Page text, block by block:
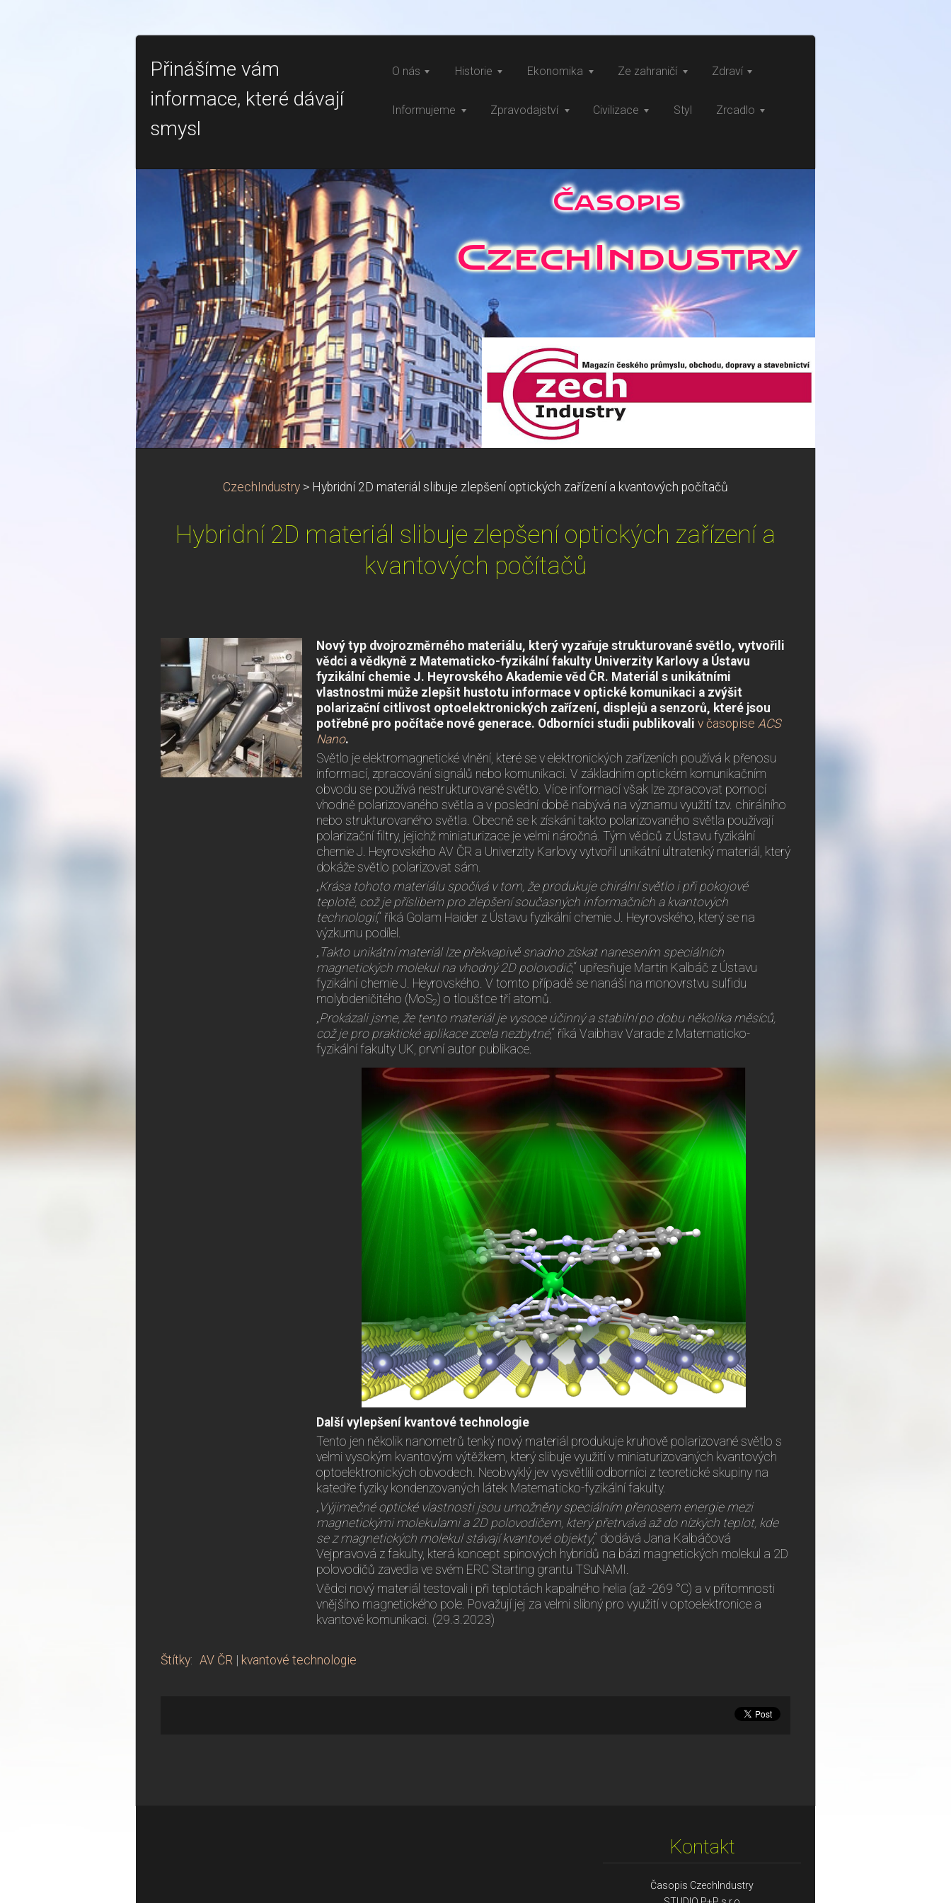
Přinášíme vám
informace, které dávají
smysl
O nás Historie Ekonomika Ze zahraničí Zdraví
Informujeme Zpravodajství Civilizace Styl Zrcadlo
CzechIndustry > Hybridní 2D materiál slibuje zlepšení optických zařízení a kvantových počítačů
Hybridní 2D materiál slibuje zlepšení optických zařízení a
kvantových počítačů
Nový typ dvojrozměrného materiálu, který vyzařuje strukturované světlo, vytvořili
vědci a vědkyně z Matematicko-fyzikální fakulty Univerzity Karlovy a Ústavu
fyzikální chemie J. Heyrovského Akademie věd ČR. Materiál s unikátními
vlastnostmi může zlepšit hustotu informace v optické komunikaci a zvýšit
polarizační citlivost optoelektronických zařízení, displejů a senzorů, které jsou
potřebné pro počítače nové generace. Odborníci studii publikovali v časopise ACS
Nano.
Světlo je elektromagnetické vlnění, které se v elektronických zařízeních používá k přenosu
informací, zpracování signálů nebo komunikaci. V základním optickém komunikačním
obvodu se používá nestrukturované světlo. Více informací však lze zpracovat pomocí
vhodně polarizovaného světla a v poslední době nabývá na významu využití tzv. chirálního
nebo strukturovaného světla. Obecně se k získání takto polarizovaného světla používají
polarizační filtry, jejichž miniaturizace je velmi náročná. Tým vědců z Ústavu fyzikální
chemie J. Heyrovského AV ČR a Univerzity Karlovy vytvořil unikátní ultratenký materiál, který
dokáže světlo polarizovat sám.
„Krása tohoto materiálu spočívá v tom, že produkuje chirální světlo i při pokojové
teplotě, což je příslibem pro zlepšení současných informačních a kvantových
technologií,“ říká Golam Haider z Ústavu fyzikální chemie J. Heyrovského, který se na
výzkumu podílel.
„ Takto unikátní materiál lze překvapivě snadno získat nanesením speciálních
magnetických molekul na vhodný 2D polovodič,“ upřesňuje Martin Kalbáč z Ústavu
fyzikální chemie J. Heyrovského. V tomto případě se nanáší na monovrstvu sulfidu
molybdeničitého (MoS2) o tloušťce tří atomů.
„Prokázali jsme, že tento materiál je vysoce účinný a stabilní po dobu několika měsíců,
což je pro praktické aplikace zcela nezbytné,“ říká Vaibhav Varade z Matematicko-
fyzikální fakulty UK, první autor publikace.
Další vylepšení kvantové technologie
Tento jen několik nanometrů tenký nový materiál produkuje kruhově polarizované světlo s
velmi vysokým kvantovým výtěžkem, který slibuje využití v miniaturizovaných kvantových
optoelektronických obvodech. Neobvyklý jev vysvětlili odborníci z teoretické skupiny na
katedře fyziky kondenzovaných látek Matematicko-fyzikální fakulty.
„ Výjimečné optické vlastnosti jsou umožněny speciálním přenosem energie mezi
magnetickými molekulami a 2D polovodičem, který přetrvává až do nízkých teplot, kde
se z magnetických molekul stávají kvantové objekty,“ dodává Jana Kalbáčová
Vejpravová z fakulty, která koncept spinových hybridů na bázi magnetických molekul a 2D
polovodičů zavedla ve svém ERC Starting grantu TSuNAMI.
Vědci nový materiál testovali i při teplotách kapalného helia (až -269 °C) a v přítomnosti
vnějšího magnetického pole. Považují jej za velmi slibný pro využití v optoelektronice a
kvantové komunikaci. (29.3.2023)
Štítky: AV ČR kvantové technologie
Kontakt
Časopis CzechIndustry